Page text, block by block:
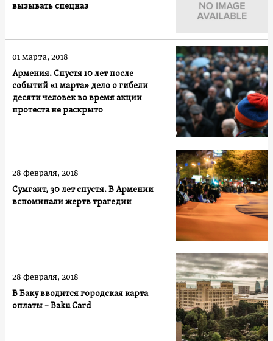
вызывать спецназ
Армения. Спустя 10 лет после
событий «1 марта» дело о гибели
десяти человек во время акции
протеста не раскрыто
01 марта, 2018
Сумгаит, 30 лет спустя. В Армении
вспоминали жертв трагедии
28 февраля, 2018
В Баку вводится городская карта
оплаты – Baku Card
28 февраля, 2018